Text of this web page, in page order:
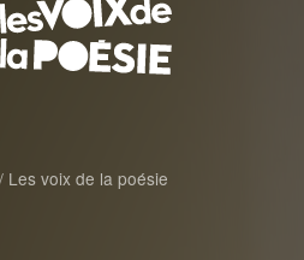
voix de la poésie